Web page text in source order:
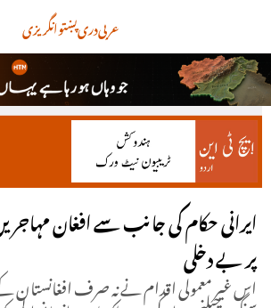
انگریزیپښتودریعربی
ایرانی حکام کی جانب سے افغان
پر بے دخلی
اس غیر معمولی اقدام نے نہ صرف افغانستان